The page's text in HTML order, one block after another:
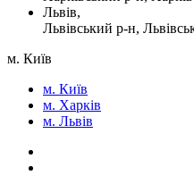
Львів,
Львівський р-н,
м. Київ
м. Київ
м. Харків
м. Львів